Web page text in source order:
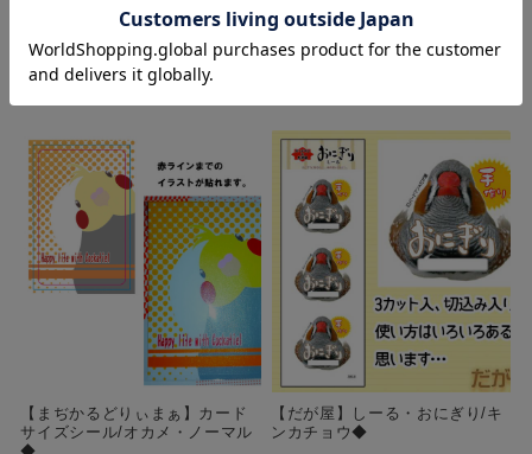
購入数 個
【まぢかるどりぃまぁ】カード
サイズシール/オカメ・ノーマル
【だが屋】しーる・おにぎり/キ
ンカチョウ◆